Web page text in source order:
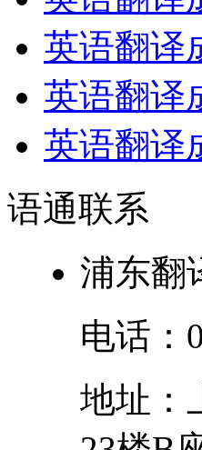
英语翻译
英语翻译
英语翻译
语通联系
浦东翻
电话：
地址：